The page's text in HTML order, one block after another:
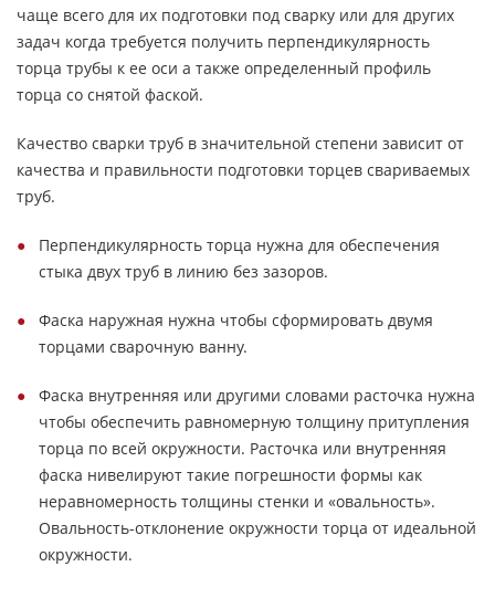
чаще всего для их подготовки под сварку или для других
задач когда требуется получить перпендикулярность
торца трубы к ее оси а также определенный профиль
торца со снятой фаской.
Качество сварки труб в значительной степени зависит от
качества и правильности подготовки торцев свариваемых
труб.
Перпендикулярность торца нужна для обеспечения
стыка двух труб в линию без зазоров.
Фаска наружная нужна чтобы сформировать двумя
торцами сварочную ванну.
Фаска внутренняя или другими словами расточка нужна
чтобы обеспечить равномерную толщину притупления
торца по всей окружности. Расточка или внутренняя
фаска нивелируют такие погрешности формы как
неравномерность толщины стенки и «овальность».
Овальность-отклонение окружности торца от идеальной
окружности.